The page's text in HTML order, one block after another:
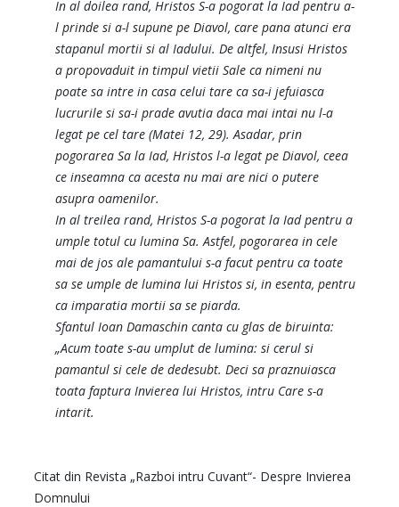
In al doilea rand, Hristos S-a pogorat la Iad pentru a-
l prinde si a-l supune pe Diavol, care pana atunci era
stapanul mortii si al Iadului. De altfel, Insusi Hristos
a propovaduit in timpul vietii Sale ca nimeni nu
poate sa intre in casa celui tare ca sa-i jefuiasca
lucrurile si sa-i prade avutia daca mai intai nu l-a
legat pe cel tare (Matei 12, 29). Asadar, prin
pogorarea Sa la Iad, Hristos l-a legat pe Diavol, ceea
ce inseamna ca acesta nu mai are nici o putere
asupra oamenilor.
In al treilea rand, Hristos S-a pogorat la Iad pentru a
umple totul cu lumina Sa. Astfel, pogorarea in cele
mai de jos ale pamantului s-a facut pentru ca toate
sa se umple de lumina lui Hristos si, in esenta, pentru
ca imparatia mortii sa se piarda.
Sfantul Ioan Damaschin canta cu glas de biruinta:
„Acum toate s-au umplut de lumina: si cerul si
pamantul si cele de dedesubt. Deci sa praznuiasca
toata faptura Invierea lui Hristos, intru Care s-a
intarit.
Citat din Revista „Razboi intru Cuvant“- Despre Invierea
Domnului